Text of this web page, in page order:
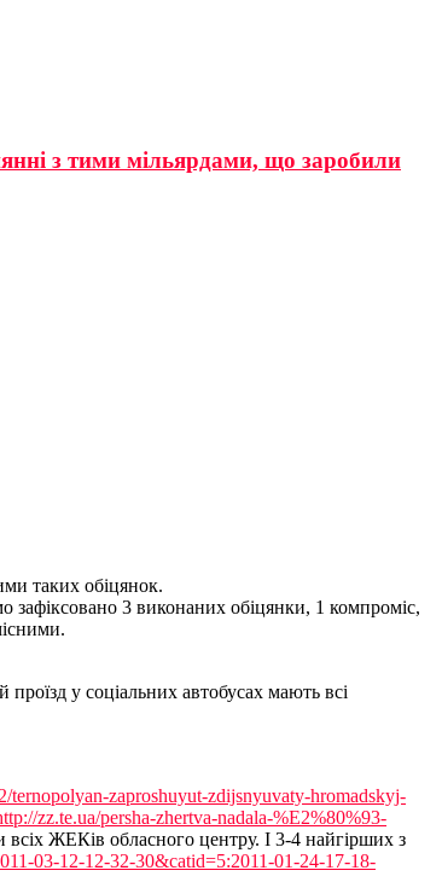
з тими мільярдами, що заробили
таких обіцянок.
зафіксовано 3 виконаних обіцянки, 1 компроміс,
у соціальних автобусах мають всі
ternopolyan-zaproshuyut-zdijsnyuvaty-hromadskyj-
zz.te.ua/persha-zhertva-nadala-%E2%80%93-
ЖЕКів обласного центру. І 3-4 найгірших з
03-12-12-32-30&catid=5:2011-01-24-17-18-